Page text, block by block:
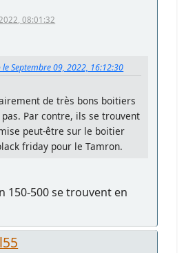
08:01:32
Septembre 09, 2022, 16:12:30
de très bons boitiers
Par contre, ils se trouvent
peut-être sur le boitier
friday pour le Tamron.
150-500 se trouvent en